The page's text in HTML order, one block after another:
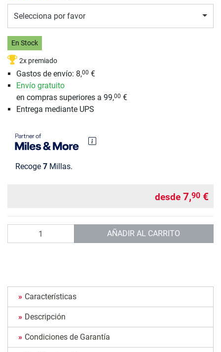
Selecciona por favor
En Stock
2x premiado
Gastos de envío: 8,00 €
Envío gratuito
en compras superiores a 99,00 €
Entrega mediante UPS
Recoge 7 Millas.
desde 7,90 €
AÑADIR AL CARRITO
Características
Descripción
Condiciones de Garantía